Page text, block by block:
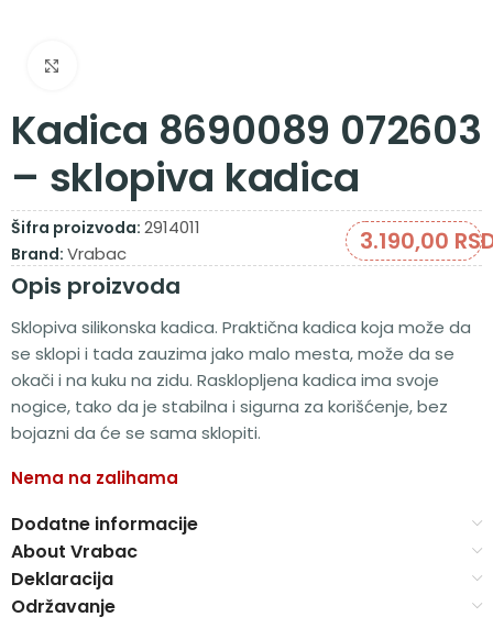
Kadica 8690089 072603
– sklopiva kadica
Šifra proizvoda: 2914011
Brand: Vrabac 3.190,00
Opis proizvoda
Sklopiva silikonska kadica. Praktična kadica koja može da
se sklopi i tada zauzima jako malo mesta, može da se
okači i na kuku na zidu. Rasklopljena kadica ima svoje
nogice, tako da je stabilna i sigurna za korišćenje, bez
bojazni da će se sama sklopiti.
Nema na zalihama
Dodatne informacije
About Vrabac
Deklaracija
Održavanje